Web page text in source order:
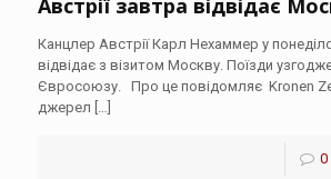
Канцлер Австрії Карл Нехаммер у
відвідає з візитом Москву. Поїзди
Євросоюзу. Про це повідомляє Kronen
джерел […]
0